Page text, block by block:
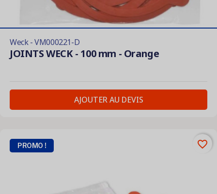
Weck - VM000221-D
JOINTS WECK - 100 mm - Orange
AJOUTER AU DEVIS
PROMO ! favorite_border